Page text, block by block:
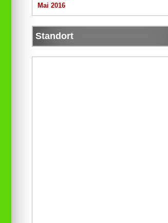
Mai 2016
Standort